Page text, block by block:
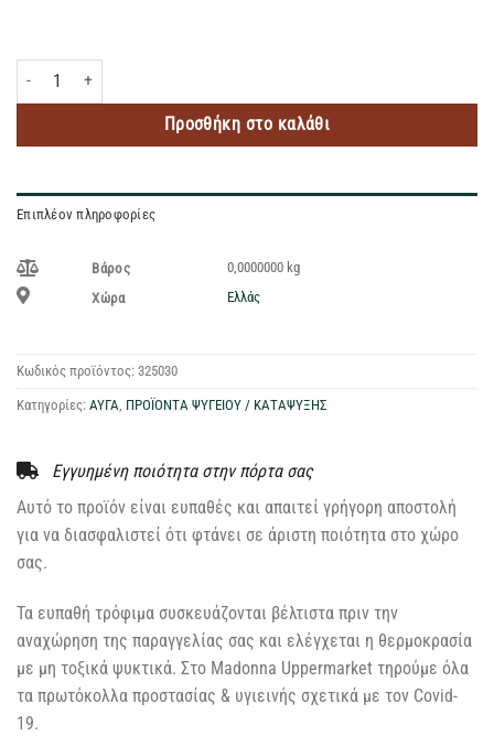
MEGAFARM 6 ΑΥΓΑ ΑΧΥΡΩΝΑ 53-63GR ποσότητα
Προσθήκη στο καλάθι
Επιπλέον πληροφορίες
Βάρος
0,0000000 kg
Χώρα
Ελλάς
Κωδικός προϊόντος: 325030
Κατηγορίες: ΑΥΓΑ, ΠΡΟΪΟΝΤΑ ΨΥΓΕΙΟΥ / ΚΑΤΑΨΥΞΗΣ
Εγγυημένη ποιότητα στην πόρτα σας
Αυτό το προϊόν είναι ευπαθές και απαιτεί γρήγορη αποστολή
για να διασφαλιστεί ότι φτάνει σε άριστη ποιότητα στο χώρο
σας.
Τα ευπαθή τρόφιμα συσκευάζονται βέλτιστα πριν την
αναχώρηση της παραγγελίας σας και ελέγχεται η θερμοκρασία
με μη τοξικά ψυκτικά. Στο Madonna Uppermarket τηρούμε όλα
τα πρωτόκολλα προστασίας & υγιεινής σχετικά με τον Covid-
19.